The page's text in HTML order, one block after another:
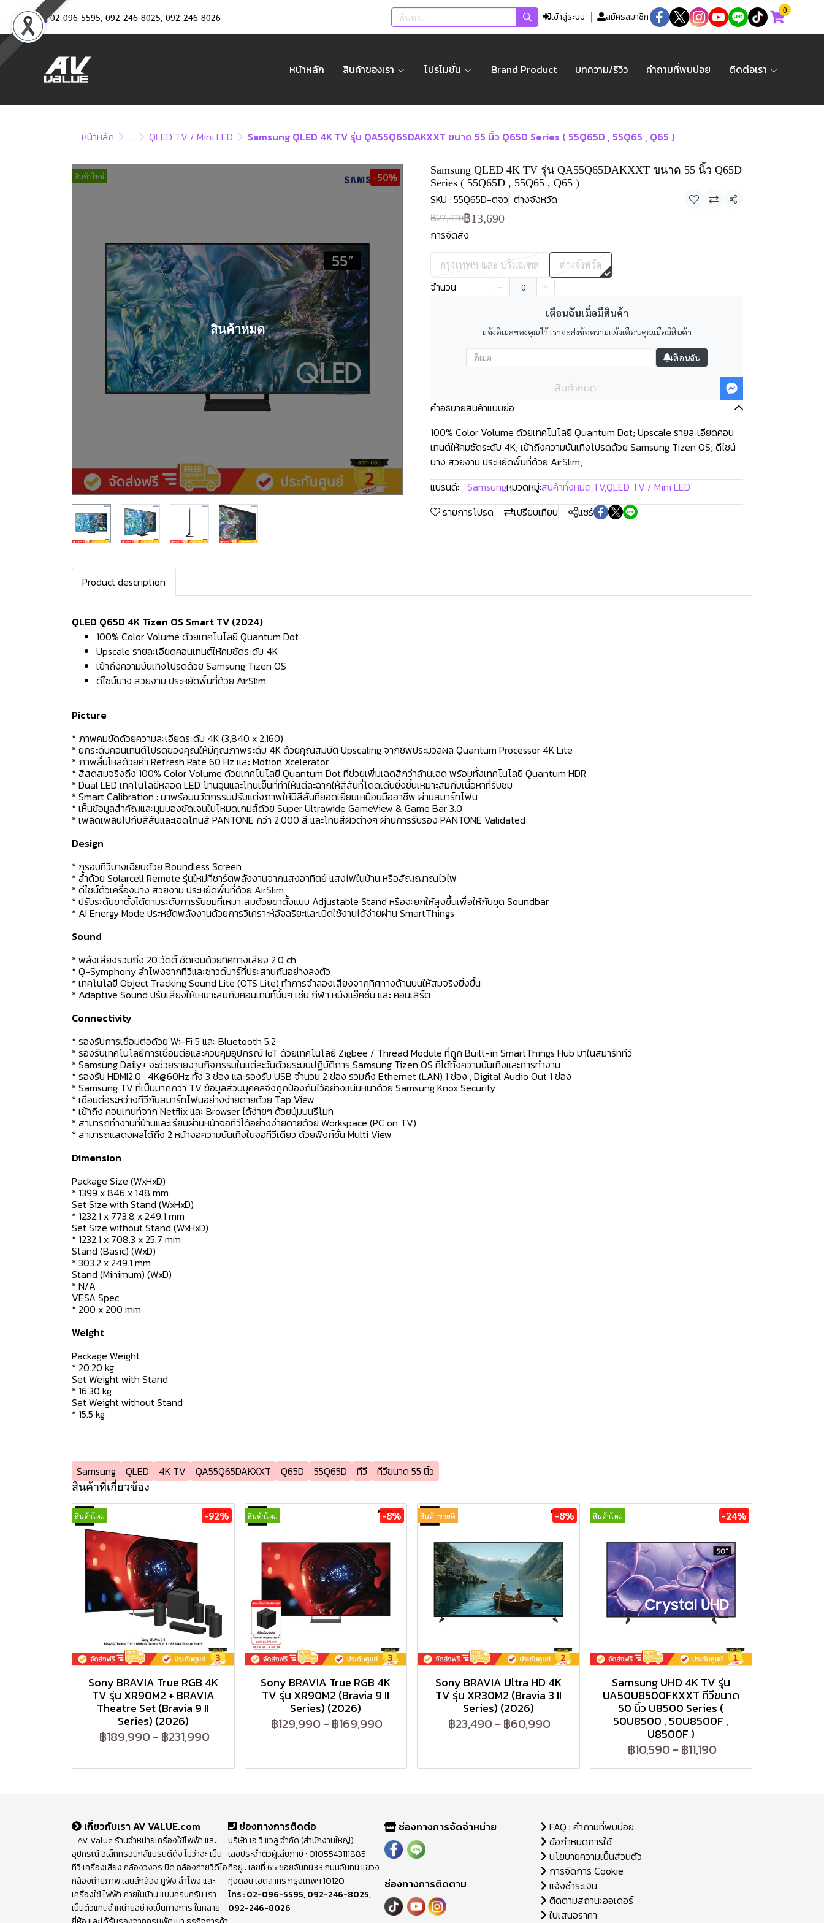
02-096-5595, 092-246-8025, 092-246-8026 เข้าสู่ระบบ สมัครสมาชิก
0
หน้าหลัก สินค้าของเรา โปรโมชั่น Brand Product บทความ/รีวิว คำถามที่พบบ่อย ติดต่อเรา
หน้าหลัก ... QLED TV / Mini LED Samsung QLED 4K TV รุ่น QA55Q65DAKXXT ขนาด 55 นิ้ว Q65D Series ( 55Q65D , 55Q65 , Q65 )
สินค้าใหม่ -50%
สินค้าหมด
Samsung QLED 4K TV รุ่น QA55Q65DAKXXT ขนาด 55 นิ้ว Q65D
Series ( 55Q65D , 55Q65 , Q65 )
SKU : 55Q65D-ตจว ต่างจังหวัด แชร์
฿27,470฿13,690
การจัดส่ง
กรุงเทพฯ และ ปริมณฑล ต่างจังหวัด
จำนวน
เตือนฉันเมื่อมีสินค้า
แจ้งอีเมลของคุณไว้ เราจะส่งข้อความแจ้งเตือนคุณเมื่อมีสินค้า
เตือนฉัน
สินค้าหมด
คำอธิบายสินค้าแบบย่อ
100% Color Volume ด้วยเทคโนโลยี Quantum Dot; Upscale รายละเอียดคอน
เทนต์ให้คมชัดระดับ 4K; เข้าถึงความบันเทิงโปรดด้วย Samsung Tizen OS; ดีไซน์
บาง สวยงาม ประหยัดพื้นที่ด้วย AirSlim;
แบรนด์: Samsungหมวดหมู่:สินค้าทั้งหมด,TV,QLED TV / Mini LED
รายการโปรด
เปรียบเทียบ แชร์
Product description
QLED Q65D 4K Tizen OS Smart TV (2024)
100% Color Volume ด้วยเทคโนโลยี Quantum Dot
Upscale รายละเอียดคอนเทนต์ให้คมชัดระดับ 4K
เข้าถึงความบันเทิงโปรดด้วย Samsung Tizen OS
ดีไซน์บาง สวยงาม ประหยัดพื้นที่ด้วย AirSlim
Picture
* ภาพคมชัดด้วยความละเอียดระดับ 4K (3,840 x 2,160)
* ยกระดับคอนเทนต์โปรดของคุณให้มีคุณภาพระดับ 4K ด้วยคุณสมบัติ Upscaling จากชิพประมวลผล Quantum Processor 4K Lite
* ภาพลื่นไหลด้วยค่า Refresh Rate 60 Hz และ Motion Xcelerator
* สีสดสมจริงถึง 100% Color Volume ด้วยเทคโนโลยี Quantum Dot ที่ช่วยเพิ่มเฉดสีกว่าล้านเฉด พร้อมทั้งเทคโนโลยี Quantum HDR
* Dual LED เทคโนโลยีหลอด LED โทนอุ่นและโทนเย็นที่ทำให้แต่ละฉากให้สีสันที่โดดเด่นยิ่งขึ้นเหมาะสมกับเนื้อหาที่รับชม
* Smart Calibration : มาพร้อมนวัตกรรมปรับแต่งภาพให้มีสีสันที่ยอดเยี่ยมเหมือนมืออาชีพ ผ่านสมาร์ทโฟน
* เห็นข้อมูลสำคัญและมุมมองชัดเจนในโหมดเกมส์ด้วย Super Ultrawide GameView & Game Bar 3.0
* เพลิดเพลินไปกับสีสันและเฉดโทนสี PANTONE กว่า 2,000 สี และโทนสีผิวต่างๆ ผ่านการรับรอง PANTONE Validated
Design
* กรอบทีวีบางเฉียบด้วย Boundless Screen
* ล้ำด้วย Solarcell Remote รุ่นใหม่ที่ชาร์ตพลังงานจากแสงอาทิตย์ แสงไฟในบ้าน หรือสัญญาณไวไฟ
* ดีไซน์ตัวเครื่องบาง สวยงาม ประหยัดพื้นที่ด้วย AirSlim
* ปรับระดับขาตั้งได้ตามระดับการรับชมที่เหมาะสมด้วยขาตั้งแบบ Adjustable Stand หรือจะยกให้สูงขึ้นเพื่อให้กับชุด Soundbar
* AI Energy Mode ประหยัดพลังงานด้วยการวิเคราะห์อัจฉริยะและเปิดใช้งานได้ง่ายผ่าน SmartThings
Sound
* พลังเสียงรวมถึง 20 วัตต์ ชัดเจนด้วยทิศทางเสียง 2.0 ch
* Q-Symphony ลำโพงจากทีวีและซาวด์บาร์ที่ประสานกันอย่างลงตัว
* เทคโนโลยี Object Tracking Sound Lite (OTS Lite) ทำการจำลองเสียงจากทิศทางด้านบนให้สมจริงยิ่งขึ้น
* Adaptive Sound ปรับเสียงให้เหมาะสมกับคอนเทนท์นั้นๆ เช่น กีฬา หนังแอ๊คชั่น และ คอนเสิร์ต
Connectivity
* รองรับการเชื่อมต่อด้วย Wi-Fi 5 และ Bluetooth 5.2
* รองรับเทคโนโลยีการเชื่อมต่อและควบคุมอุปกรณ์ IoT ด้วยเทคโนโลยี Zigbee / Thread Module ที่ถูก Built-in SmartThings Hub มาในสมาร์ททีวี
* Samsung Daily+ จะช่วยรายงานกิจกรรมในแต่ละวันด้วยระบบปฏิบัติการ Samsung Tizen OS ที่ได้ทั้งความบันเทิงและการทำงาน
* รองรับ HDMI2.0 : 4K@60Hz ทั้ง 3 ช่อง และรองรับ USB จำนวน 2 ช่อง รวมถึง Ethernet (LAN) 1 ช่อง , Digital Audio Out 1 ช่อง
* Samsung TV ที่เป็นมากกว่า TV ข้อมูลส่วนบุคคลจึงถูกป้องกันไว้อย่างแน่นหนาด้วย Samsung Knox Security
* เชื่อมต่อระหว่างทีวีกับสมาร์ทโฟนอย่างง่ายดายด้วย Tap View
* เข้าถึง คอนเทนท์จาก Netflix และ Browser ได้ง่ายๆ ด้วยปุ่มบนรีโมท
* สามารถทำงานที่บ้านและเรียนผ่านหน้าจอทีวีได้อย่างง่ายดายด้วย Workspace (PC on TV)
* สามารถแสดงผลได้ถึง 2 หน้าจอความบันเทิงในจอทีวีเดียว ด้วยฟังก์ชั่น Multi View
Dimension
Package Size (WxHxD)
* 1399 x 846 x 148 mm
Set Size with Stand (WxHxD)
* 1232.1 x 773.8 x 249.1 mm
Set Size without Stand (WxHxD)
* 1232.1 x 708.3 x 25.7 mm
Stand (Basic) (WxD)
* 303.2 x 249.1 mm
Stand (Minimum) (WxD)
* N/A
VESA Spec
* 200 x 200 mm
Weight
Package Weight
* 20.20 kg
Set Weight with Stand
* 16.30 kg
Set Weight without Stand
* 15.5 kg
Samsung QLED 4K TV QA55Q65DAKXXT Q65D 55Q65D ทีวี ทีวีขนาด 55 นิ้ว
สินค้าที่เกี่ยวข้อง
สินค้าใหม่ -92%
Sony BRAVIA True RGB 4K
TV รุ่น XR90M2 + BRAVIA
Theatre Set (Bravia 9 II
Series) (2026)
฿189,990- ฿231,990
สินค้าใหม่ -8%
Sony BRAVIA True RGB 4K
TV รุ่น XR90M2 (Bravia 9 II
Series) (2026)
฿129,990- ฿169,990
สินค้าขายดี -8%
Sony BRAVIA Ultra HD 4K
TV รุ่น XR30M2 (Bravia 3 II
Series) (2026)
฿23,490- ฿60,990
สินค้าใหม่ -24%
Samsung UHD 4K TV รุ่น
UA50U8500FKXXT ทีวีขนาด
50 นิ้ว U8500 Series (
50U8500 , 50U8500F ,
U8500F )
฿10,590- ฿11,190
เกี่ยวกับเรา AV VALUE.com
AV Value ร้านจำหน่ายเครื่องใช้ไฟฟ้า และ
อุปกรณ์ อิเล็กทรอนิกส์แบรนด์ดัง ไม่ว่าจะ เป็น
ทีวี เครื่องเสียง กล้องวงจร ปิด กล้องถ่ายวีดีโอ
กล้องถ่ายภาพ เลนส์กล้อง หูฟัง ลำโพง และ
เครื่องใช้ ไฟฟ้า ภายในบ้าน แบบครบครัน เรา
เป็นตัวแทนจำหน่ายอย่างเป็นทางการ ในหลาย
ช่องทางการติดต่อ
บริษัท เอ วี แวลู จำกัด (สำนักงานใหญ่)
เลขประจำตัวผู้เสียภาษี : 0105543111885
ที่อยู่ : เลขที่ 65 ซอยจันทน์33 ถนนจันทน์ แขวง
ทุ่งดอน เขตสาทร กรุงเทพฯ 10120
โทร :02-096-5595,092-246-8025,
092-246-8026
ช่องทางการจัดจำหน่าย
ช่องทางการติดตาม
FAQ : คำถามที่พบบ่อย
ข้อกำหนดการใช้
นโยบายความเป็นส่วนตัว
การจัดการ Cookie
แจ้งชำระเงิน
ติดตามสถานะออเดอร์
ใบเสนอราคา